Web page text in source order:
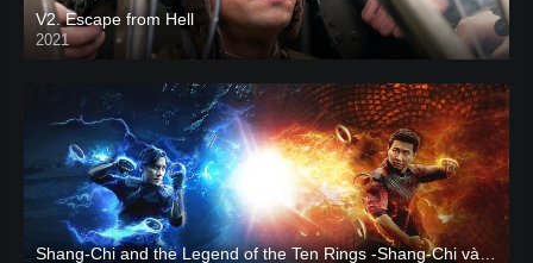
V2. Escape from Hell
2021